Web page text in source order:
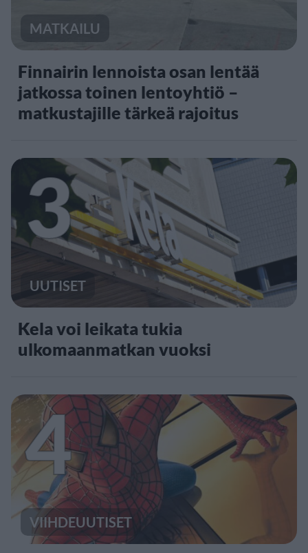
MATKAILU
Finnairin lennoista osan lentää
jatkossa toinen lentoyhtiö –
matkustajille tärkeä rajoitus
3
UUTISET
Kela voi leikata tukia
ulkomaanmatkan vuoksi
4
VIIHDEUUTISET